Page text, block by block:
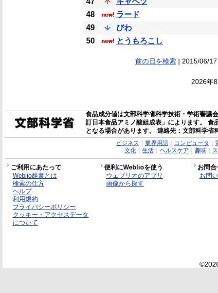
48
ラード
49
びわ
50
とうもろこし
前の日を検索| 2015/06/
2026年
食品成分値は文部科学省科学技術・学術審議
訂日本食品アミノ酸組成表」によります。
となる場合があります。 連絡先：文部科学
ビジネス 業界用語｜ コンピュータ
文化｜ 生活｜ ヘルスケア 趣味｜
ご利用にあたって 便利にWeblioを使う
お問
Weblio辞書とは
検索の仕方
ヘルプ
利用規約
プライバシーポリシー
クッキー・アクセスデータ
について
ウェブリオのアプリ
画像から探す
お問